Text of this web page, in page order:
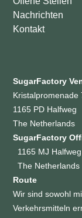
Nachrichten
Kontakt
SugarFactory
Kristalpromenade
1165 PD Halfweg
The Netherlands
SugarFactory
1165 MJ Halfweg
The Netherlands
Route
Wir sind sowohl
Verkehrsmitteln